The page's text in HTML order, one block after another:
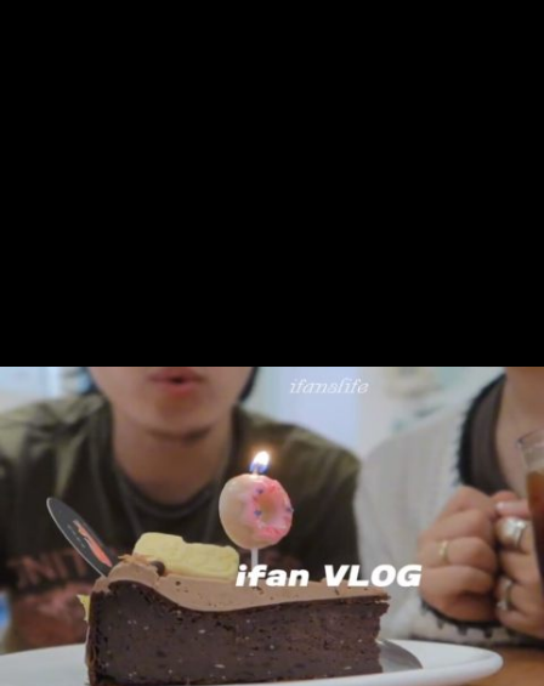
载入中...